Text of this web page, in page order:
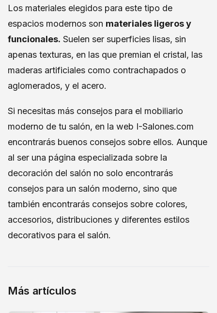
Los materiales elegidos para este tipo de
espacios modernos son materiales ligeros y
funcionales. Suelen ser superficies lisas, sin
apenas texturas, en las que premian el cristal, las
maderas artificiales como contrachapados o
aglomerados, y el acero.
Si necesitas más consejos para el mobiliario
moderno de tu salón, en la web I-Salones.com
encontrarás buenos consejos sobre ellos. Aunque
al ser una página especializada sobre la
decoración del salón no solo encontrarás
consejos para un salón moderno, sino que
también encontrarás consejos sobre colores,
accesorios, distribuciones y diferentes estilos
decorativos para el salón.
Más artículos